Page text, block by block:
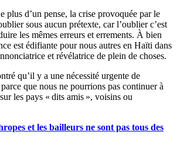
plus d’un pense, la crise provoquée par le
sous aucun prétexte, car l’oublier c’est
les mêmes erreurs et errements. À bien
est édifiante pour nous autres en Haïti dans
et révélatrice de plein de choses.
qu’il y a une nécessité urgente de
que nous ne pourrions pas continuer à
les pays « dits amis », voisins ou
et les bailleurs ne sont pas tous des